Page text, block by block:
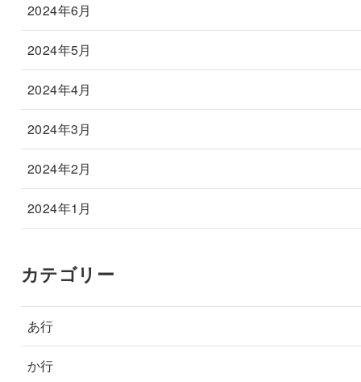
2024年6月
2024年5月
2024年4月
2024年3月
2024年2月
2024年1月
カテゴリー
あ行
か行